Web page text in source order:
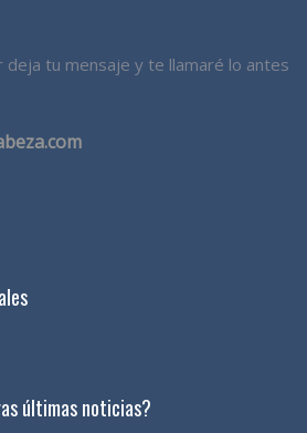
deja tu mensaje y te llamaré lo antes
últimas noticias?